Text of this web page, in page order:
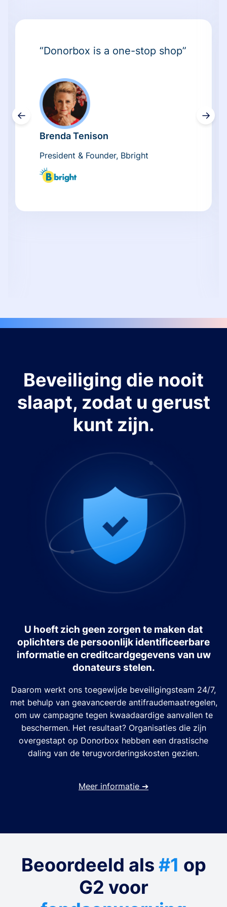
←
“Donorbox is a one-stop shop”
Brenda Tenison
President & Founder, Bbright
→
Beveiliging die nooit
slaapt, zodat u gerust
kunt zijn.
U hoeft zich geen zorgen te maken dat
oplichters de persoonlijk identificeerbare
informatie en creditcardgegevens van uw
donateurs stelen.
Daarom werkt ons toegewijde beveiligingsteam 24/7,
met behulp van geavanceerde antifraudemaatregelen,
om uw campagne tegen kwaadaardige aanvallen te
beschermen. Het resultaat? Organisaties die zijn
overgestapt op Donorbox hebben een drastische
daling van de terugvorderingskosten gezien.
Meer informatie ➔
Beoordeeld als #1 op
G2 voor